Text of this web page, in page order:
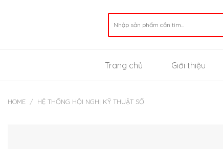
for:
Trang chủ Giới thiệu
HOME / HỆ THỐNG HỘI NGHỊ KỸ THUẬT SỐ